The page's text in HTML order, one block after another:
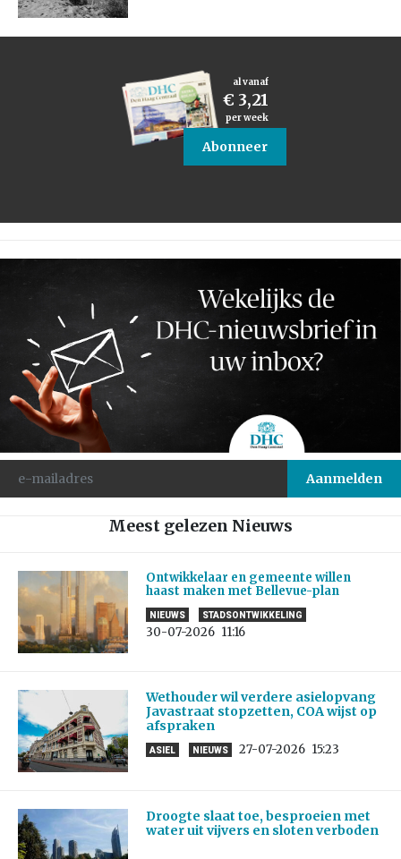
al vanaf
€ 3,21
per week
Abonneer
Meest gelezen Nieuws
Ontwikkelaar en gemeente willen
haast maken met Bellevue-plan
NIEUWS STADSONTWIKKELING
30-07-2026 11:16
Wethouder wil verdere asielopvang
Javastraat stopzetten, COA wijst op
afspraken
ASIEL NIEUWS 27-07-2026 15:23
Droogte slaat toe, besproeien met
water uit vijvers en sloten verboden